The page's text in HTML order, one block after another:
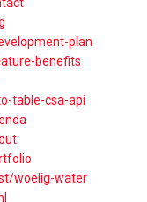
plan
benefits
table-csa-api
woelig-water